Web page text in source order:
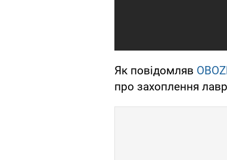
Як повідомляв
про захоплення